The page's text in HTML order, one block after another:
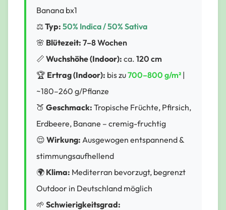
Banana bx1
⚖️Typ: 50% Indica / 50% Sativa
🌸 Blütezeit: 7–8 Wochen
📏 Wuchshöhe (Indoor): ca. 120 cm
🏆 Ertrag (Indoor): bis zu700–800 g/m² |
~180–260 g/Pflanze
🍑 Geschmack: Tropische Früchte, Pfirsich,
Erdbeere, Banane – cremig-fruchtig
😌 Wirkung: Ausgewogen entspannend &
stimmungsaufhellend
🌍 Klima: Mediterran bevorzugt, begrenzt
Outdoor in Deutschland möglich
🌱 Schwierigkeitsgrad: